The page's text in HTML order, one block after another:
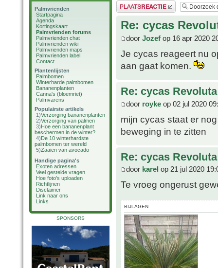
Palmvrienden
Startpagina
Agenda
Kortingskaart
Palmvrienden forums
Palmvrienden chat
Palmvrienden wiki
Palmvrienden maps
Palmvrienden label
Contact
Plantenlijsten
Palmbomen
Winterharde palmbomen
Bananenplanten
Canna's (bloemriet)
Palmvarens
Populairste artikels
1)Verzorging bananenplanten
2)Verzorging van palmen
3)Hoe een bananenplant
beschermen in de winter?
4)De 10 winterhardste
palmbomen ter wereld
5)Zaaien van avocado
Handige pagina's
Exoten adressen
Veel gestelde vragen
Hoe foto's uploaden
Richtlijnen
Disclaimer
Link naar ons
Links
SPONSORS
Plaats een reactie
Re: cycas
door Jozef op 16 apr 2020
Je cycas reageert nu
aan gaat komen.
Re: cycas Revoluta
door royke op 02 jul 2020
mijn cycas staat er
beweging in te zitten
Re: cycas Revoluta
door karel op 21 jul 2020
Te vroeg ongerust
BIJLAGEN